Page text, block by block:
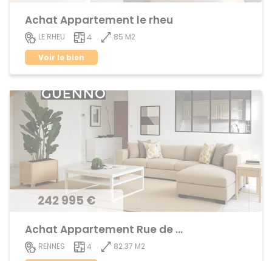
Achat Appartement le rheu
LE RHEU 4
85 M2
Voir le bien
242 995 €
Achat Appartement Rue de Nantes
RENNES 4
82.37 M2